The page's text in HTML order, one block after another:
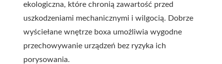
ekologiczna, które chronią zawartość przed
uszkodzeniami mechanicznymi i wilgocią. Dobrze
wyściełane wnętrze boxa umożliwia wygodne
przechowywanie urządzeń bez ryzyka ich
porysowania.